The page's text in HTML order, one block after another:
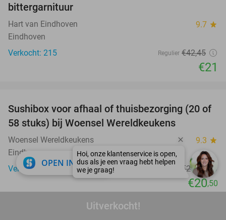
Uitverkocht!
bittergarnituur
Hart van Eindhoven 9.7 star
Eindhoven
Verkocht: 215
Regulier €42,45
€21
21%
Sushibox voor afhaal of thuisbezorging (20 of
58 stuks) bij Woensel Wereldkeukens
Woensel Wereldkeukens 9.3 star
Eindhoven
Verkocht: 306
€26,05
€20,50
OPEN IN APP close